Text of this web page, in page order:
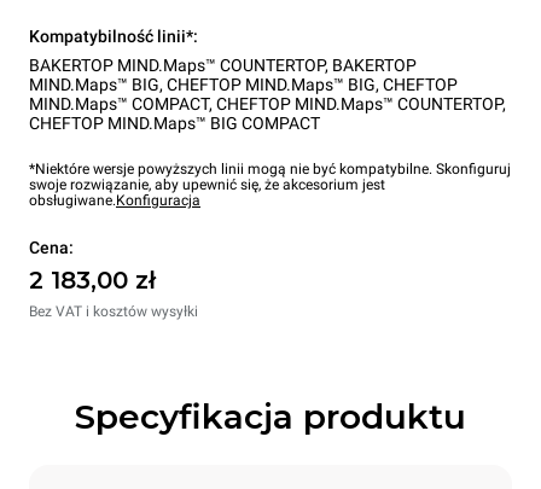
Kompatybilność linii*:
BAKERTOP MIND.Maps™ COUNTERTOP, BAKERTOP
MIND.Maps™ BIG, CHEFTOP MIND.Maps™ BIG, CHEFTOP
MIND.Maps™ COMPACT, CHEFTOP MIND.Maps™ COUNTERTOP,
CHEFTOP MIND.Maps™ BIG COMPACT
*Niektóre wersje powyższych linii mogą nie być kompatybilne. Skonfiguruj
swoje rozwiązanie, aby upewnić się, że akcesorium jest
obsługiwane.Konfiguracja
Cena:
2 183,00 zł
Bez VAT i kosztów wysyłki
Specyfikacja produktu